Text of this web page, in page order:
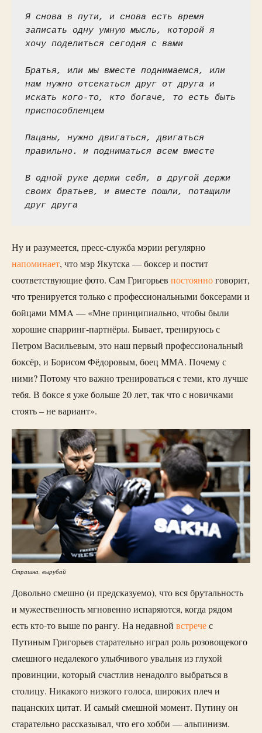
Я снова в пути, и снова есть время
записать одну умную мысль, которой я
хочу поделиться сегодня с вами
Братья, или мы вместе поднимаемся, или
нам нужно отсекаться друг от друга и
искать кого-то, кто богаче, то есть быть
приспособленцем
Пацаны, нужно двигаться, двигаться
правильно. и подниматься всем вместе
В одной руке держи себя, в другой держи
своих братьев, и вместе пошли, потащили
друг друга
Ну и разумеется, пресс-служба мэрии регулярно
напоминает, что мэр Якутска — боксер и постит
соответствующие фото. Сам Григорьев постоянноговорит,
что тренируется только c профессиональными боксерами и
бойцами MMA — «Мне принципиально, чтобы были
хорошие спарринг-партнёры. Бывает, тренируюсь с
Петром Васильевым, это наш первый профессиональный
боксёр, и Борисом Фёдоровым, боец ММА. Почему с
ними? Потому что важно тренироваться с теми, кто лучше
тебя. В боксе я уже больше 20 лет, так что с новичками
стоять – не вариант».
Страшна, вырубай
Довольно смешно (и предсказуемо), что вся брутальность
и мужественность мгновенно испаряются, когда рядом
есть кто-то выше по рангу. На недавной встречес
Путиным Григорьев старательно играл роль розовощекого
смешного недалекого улыбчивого увальня из глухой
провинции, который счастлив ненадолго выбраться в
столицу. Никакого низкого голоса, широких плеч и
пацанских цитат. И самый смешной момент. Путину он
старательно рассказывал, что его хобби — альпинизм.